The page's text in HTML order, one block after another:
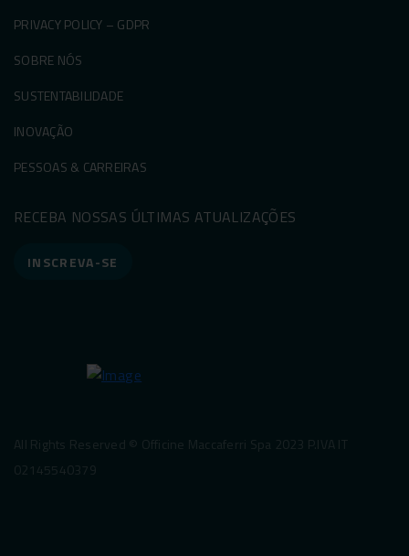
PRIVACY POLICY – GDPR
SOBRE NÓS
SUSTENTABILIDADE
INOVAÇÃO
PESSOAS & CARREIRAS
RECEBA NOSSAS ÚLTIMAS ATUALIZAÇÕES
INSCREVA-SE
All Rights Reserved © Officine Maccaferri Spa 2023 P.IVA IT
02145540379